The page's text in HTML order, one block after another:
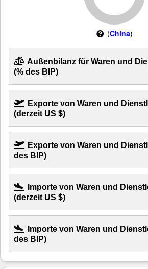
(China)
Außenbilanz für Waren und
(% des BIP)
Exporte von Waren und
(derzeit US $)
Exporte von Waren und
des BIP)
Importe von Waren und
(derzeit US $)
Importe von Waren und
des BIP)